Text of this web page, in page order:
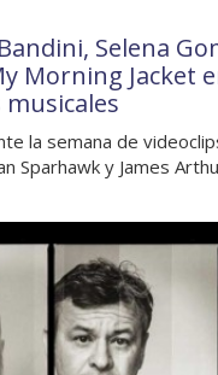
Selena
Morning Jacket
musicales
la semana de
Sparhawk y James